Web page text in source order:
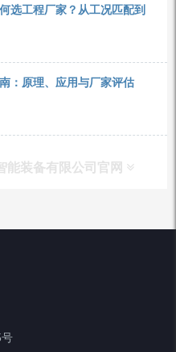
选工程厂家？从工况匹配到
：原理、应用与厂家评估
能装备有限公司官网